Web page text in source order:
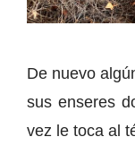
De nuevo
sus enseres
vez le toca al